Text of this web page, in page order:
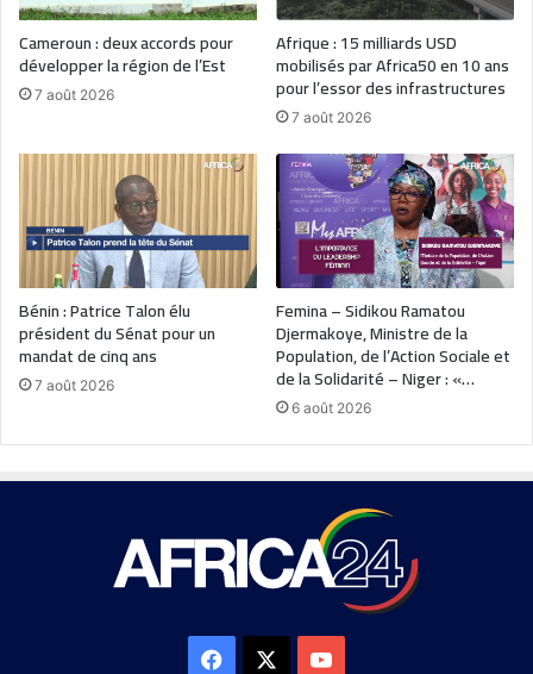
Cameroun : deux accords pour
développer la région de l’Est
7 août 2026
Afrique : 15 milliards USD
mobilisés par Africa50 en 10 ans
pour l’essor des infrastructures
7 août 2026
Bénin : Patrice Talon élu
président du Sénat pour un
mandat de cinq ans
7 août 2026
Femina – Sidikou Ramatou
Djermakoye, Ministre de la
Population, de l’Action Sociale et
de la Solidarité – Niger : «…
6 août 2026